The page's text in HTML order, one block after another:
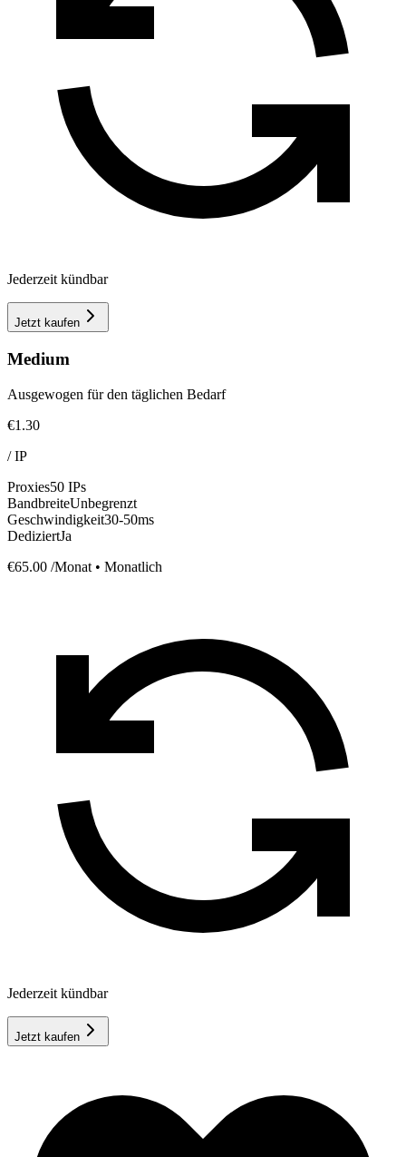
Jederzeit kündbar
Jetzt kaufen
Medium
Ausgewogen für den täglichen Bedarf
€1.30
/IP
Proxies50 IPs
BandbreiteUnbegrenzt
Geschwindigkeit30-50ms
DediziertJa
€65.00 /Monat • Monatlich
Jederzeit kündbar
Jetzt kaufen